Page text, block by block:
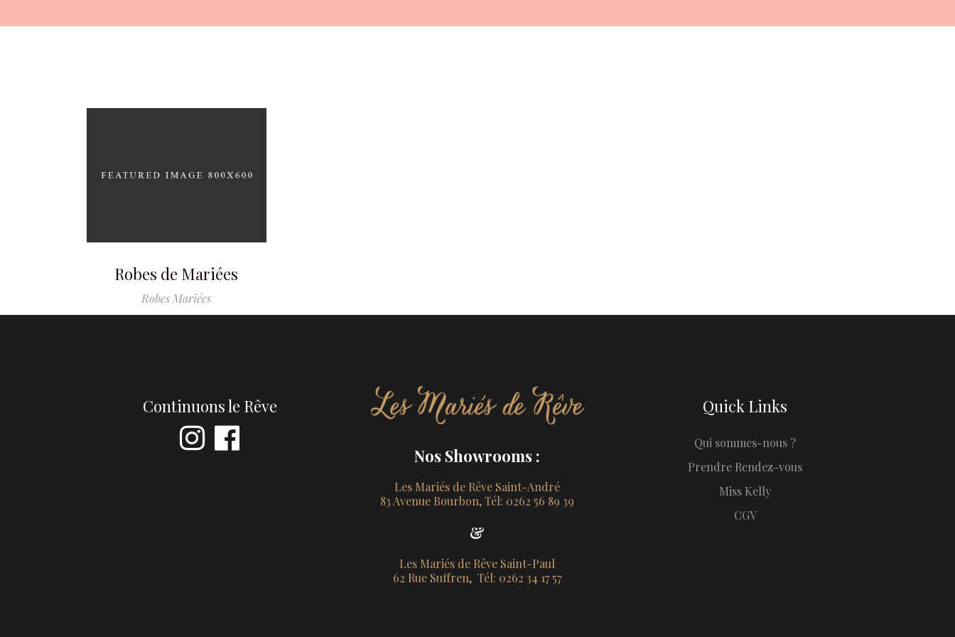
Robes de Mariées
Robes Mariées
Continuons le Rêve
Nos Showrooms :
Les Mariés de Rêve Saint-André
83 Avenue Bourbon, Tél: 0262 56 89 39
&
Les Mariés de Rêve Saint-Paul
62 Rue Suffren, Tél: 0262 34 17 57
Quick Links
Qui sommes-nous ?
Prendre Rendez-vous
Miss Kelly
CGV